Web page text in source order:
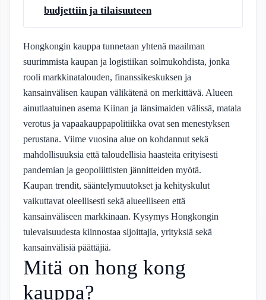
budjettiin ja tilaisuuteen
Hongkongin kauppa tunnetaan yhtenä maailman
suurimmista kaupan ja logistiikan solmukohdista, jonka
rooli markkinatalouden, finanssikeskuksen ja
kansainvälisen kaupan välikätenä on merkittävä. Alueen
ainutlaatuinen asema Kiinan ja länsimaiden välissä, matala
verotus ja vapaakauppapolitiikka ovat sen menestyksen
perustana. Viime vuosina alue on kohdannut sekä
mahdollisuuksia että taloudellisia haasteita erityisesti
pandemian ja geopoliittisten jännitteiden myötä.
Kaupan trendit, sääntelymuutokset ja kehityskulut
vaikuttavat oleellisesti sekä alueelliseen että
kansainväliseen markkinaan. Kysymys Hongkongin
tulevaisuudesta kiinnostaa sijoittajia, yrityksiä sekä
kansainvälisiä päättäjiä.
Mitä on hong kong
kauppa?